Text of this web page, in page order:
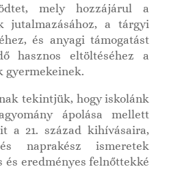
mely hozzájárul a
jutalmazásához, a tárgyi
és anyagi támogatást
hasznos eltöltéséhez a
gyermekeinek.
tekintjük, hogy iskolánk
ápolása mellett
a 21. század kihívásaira,
naprakész ismeretek
és eredményes felnőttekké